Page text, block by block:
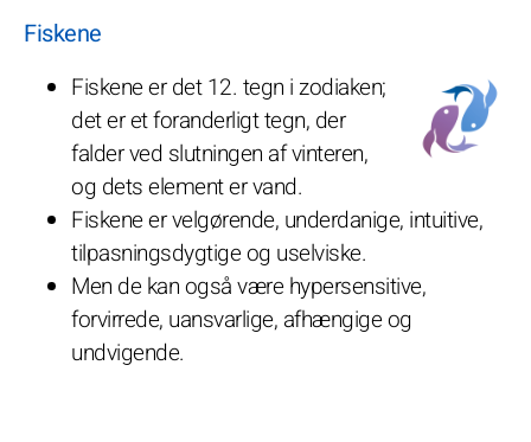
Fiskene
Fiskene er det 12. tegn i zodiaken;
det er et foranderligt tegn, der
falder ved slutningen af vinteren,
og dets element er vand.
Fiskene er velgørende, underdanige, intuitive,
tilpasningsdygtige og uselviske.
Men de kan også være hypersensitive,
forvirrede, uansvarlige, afhængige og
undvigende.